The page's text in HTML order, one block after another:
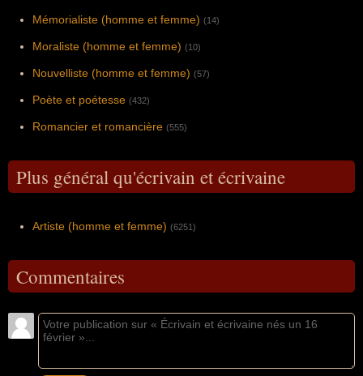
Mémorialiste (homme et femme) (14)
Moraliste (homme et femme) (10)
Nouvelliste (homme et femme) (57)
Poète et poétesse (432)
Romancier et romancière (555)
Plus général qu'écrivain et écrivaine
Artiste (homme et femme) (6251)
Commentaires